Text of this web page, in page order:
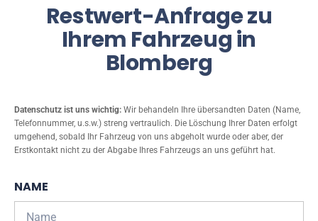
Restwert-Anfrage zu
Ihrem Fahrzeug in
Blomberg
Datenschutz ist uns wichtig: Wir behandeln Ihre übersandten Daten (Name,
Telefonnummer, u.s.w.) streng vertraulich. Die Löschung Ihrer Daten erfolgt
umgehend, sobald Ihr Fahrzeug von uns abgeholt wurde oder aber, der
Erstkontakt nicht zu der Abgabe Ihres Fahrzeugs an uns geführt hat.
NAME